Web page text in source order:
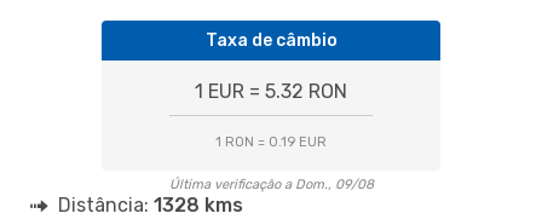
Taxa de câmbio
1 EUR = 5.32 RON
1 RON = 0.19 EUR
Última verificação a Dom., 09/08
Distância: 1328 kms